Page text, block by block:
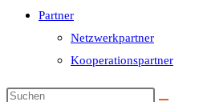
Partner
Netzwerkpartner
Kooperationspartner
Diese